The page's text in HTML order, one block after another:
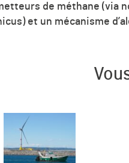
de méthane (via
et un mécanisme